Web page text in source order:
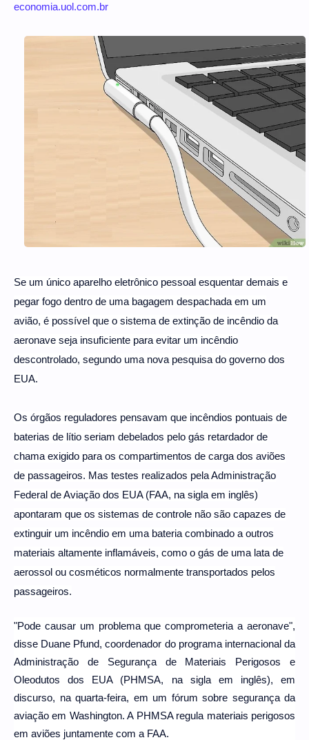
economia.uol.com.br
Se um único aparelho eletrônico pessoal esquentar demais e
pegar fogo dentro de uma bagagem despachada em um
avião, é possível que o sistema de extinção de incêndio da
aeronave seja insuficiente para evitar um incêndio
descontrolado, segundo uma nova pesquisa do governo dos
EUA.
Os órgãos reguladores pensavam que incêndios pontuais de
baterias de lítio seriam debelados pelo gás retardador de
chama exigido para os compartimentos de carga dos aviões
de passageiros. Mas testes realizados pela Administração
Federal de Aviação dos EUA (FAA, na sigla em inglês)
apontaram que os sistemas de controle não são capazes de
extinguir um incêndio em uma bateria combinado a outros
materiais altamente inflamáveis, como o gás de uma lata de
aerossol ou cosméticos normalmente transportados pelos
passageiros.
"Pode causar um problema que comprometeria a aeronave",
disse Duane Pfund, coordenador do programa internacional da
Administração de Segurança de Materiais Perigosos e
Oleodutos dos EUA (PHMSA, na sigla em inglês), em
discurso, na quarta-feira, em um fórum sobre segurança da
aviação em Washington. A PHMSA regula materiais perigosos
em aviões juntamente com a FAA.